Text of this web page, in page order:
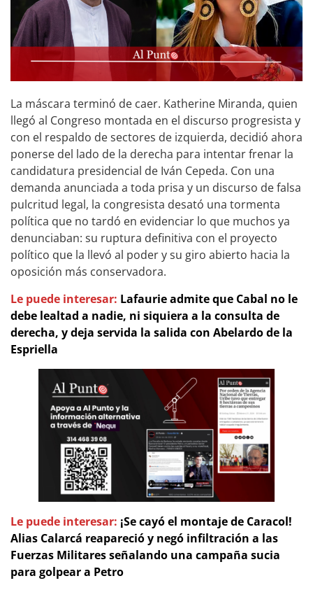
La máscara terminó de caer. Katherine Miranda, quien
llegó al Congreso montada en el discurso progresista y
con el respaldo de sectores de izquierda, decidió ahora
ponerse del lado de la derecha para intentar frenar la
candidatura presidencial de Iván Cepeda. Con una
demanda anunciada a toda prisa y un discurso de falsa
pulcritud legal, la congresista desató una tormenta
política que no tardó en evidenciar lo que muchos ya
denunciaban: su ruptura definitiva con el proyecto
político que la llevó al poder y su giro abierto hacia la
oposición más conservadora.
Le puede interesar: Lafaurie admite que Cabal no le
debe lealtad a nadie, ni siquiera a la consulta de
derecha, y deja servida la salida con Abelardo de la
Espriella
Le puede interesar: ¡Se cayó el montaje de Caracol!
Alias Calarcá reapareció y negó infiltración a las
Fuerzas Militares señalando una campaña sucia
para golpear a Petro